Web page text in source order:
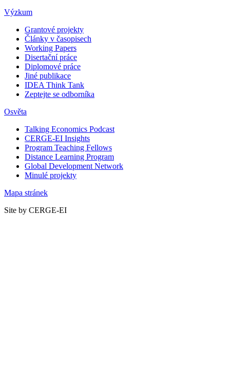
Výzkum
Grantové projekty
Články v časopisech
Working Papers
Disertační práce
Diplomové práce
Jiné publikace
IDEA Think Tank
Zeptejte se odborníka
Osvěta
Talking Economics Podcast
CERGE-EI Insights
Program Teaching Fellows
Distance Learning Program
Global Development Network
Minulé projekty
Mapa stránek
Site by CERGE-EI